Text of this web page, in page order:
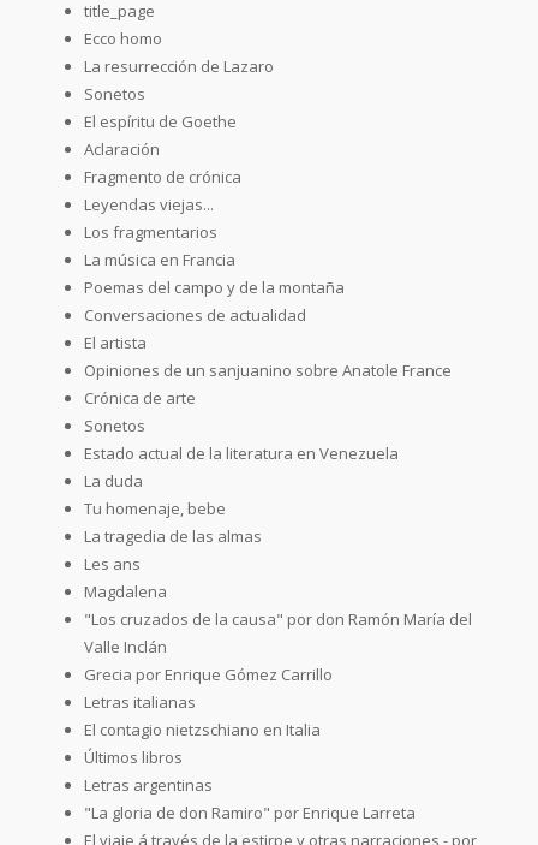
title_page
Ecco homo
La resurrección de Lazaro
Sonetos
El espíritu de Goethe
Aclaración
Fragmento de crónica
Leyendas viejas...
Los fragmentarios
La música en Francia
Poemas del campo y de la montaña
Conversaciones de actualidad
El artista
Opiniones de un sanjuanino sobre Anatole France
Crónica de arte
Sonetos
Estado actual de la literatura en Venezuela
La duda
Tu homenaje, bebe
La tragedia de las almas
Les ans
Magdalena
"Los cruzados de la causa" por don Ramón María del
Valle Inclán
Grecia por Enrique Gómez Carrillo
Letras italianas
El contagio nietzschiano en Italia
Últimos libros
Letras argentinas
"La gloria de don Ramiro" por Enrique Larreta
El viaje á través de la estirpe y otras narraciones - por